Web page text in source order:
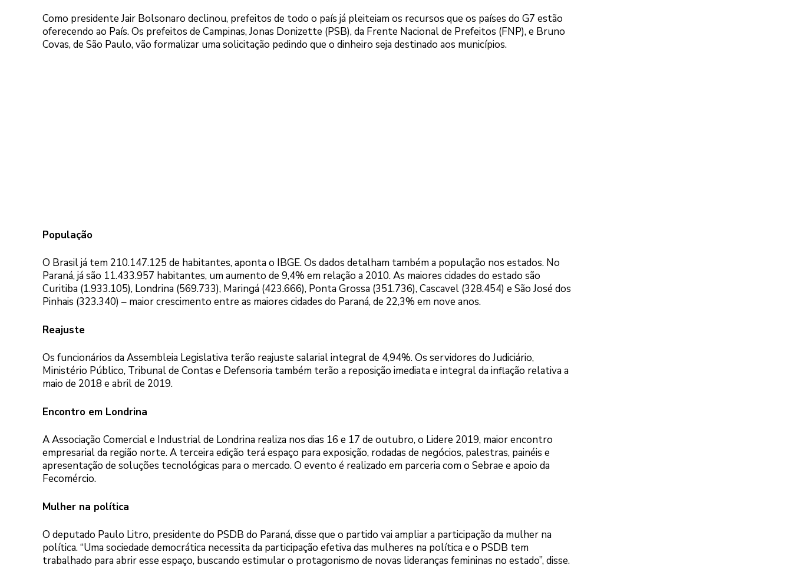
Como presidente Jair Bolsonaro declinou, prefeitos de todo o país já pleiteiam os recursos que os países do G7 estão
oferecendo ao País. Os prefeitos de Campinas, Jonas Donizette (PSB), da Frente Nacional de Prefeitos (FNP), e Bruno
Covas, de São Paulo, vão formalizar uma solicitação pedindo que o dinheiro seja destinado aos municípios.
População
O Brasil já tem 210.147.125 de habitantes, aponta o IBGE. Os dados detalham também a população nos estados. No
Paraná, já são 11.433.957 habitantes, um aumento de 9,4% em relação a 2010. As maiores cidades do estado são
Curitiba (1.933.105), Londrina (569.733), Maringá (423.666), Ponta Grossa (351.736), Cascavel (328.454) e São José dos
Pinhais (323.340) – maior crescimento entre as maiores cidades do Paraná, de 22,3% em nove anos.
Reajuste
Os funcionários da Assembleia Legislativa terão reajuste salarial integral de 4,94%. Os servidores do Judiciário,
Ministério Público, Tribunal de Contas e Defensoria também terão a reposição imediata e integral da inflação relativa a
maio de 2018 e abril de 2019.
Encontro em Londrina
A Associação Comercial e Industrial de Londrina realiza nos dias 16 e 17 de outubro, o Lidere 2019, maior encontro
empresarial da região norte. A terceira edição terá espaço para exposição, rodadas de negócios, palestras, painéis e
apresentação de soluções tecnológicas para o mercado. O evento é realizado em parceria com o Sebrae e apoio da
Fecomércio.
Mulher na política
O deputado Paulo Litro, presidente do PSDB do Paraná, disse que o partido vai ampliar a participação da mulher na
política. “Uma sociedade democrática necessita da participação efetiva das mulheres na política e o PSDB tem
trabalhado para abrir esse espaço, buscando estimular o protagonismo de novas lideranças femininas no estado”, disse.